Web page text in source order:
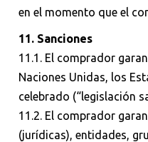
en el momento que el
11. Sanciones
11.1. El comprador
Naciones Unidas, los
celebrado (“legislación
11.2. El comprador
(jurídicas), entidades,